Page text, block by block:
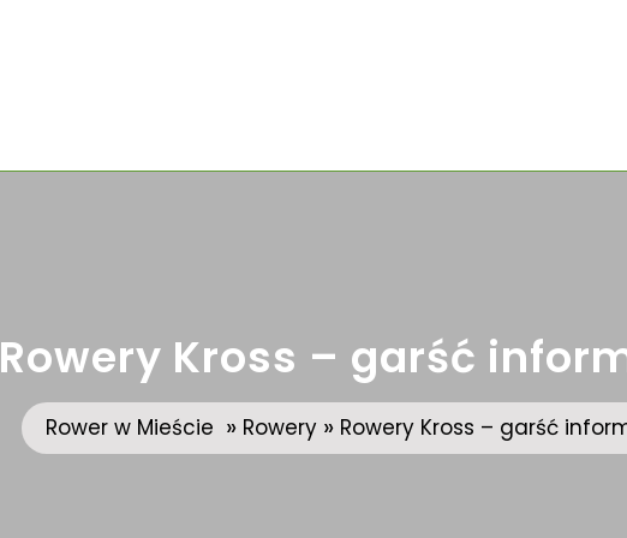
Rowery Kross – garść
Rower w Mieście » Rowery » Rowery Kross – garść